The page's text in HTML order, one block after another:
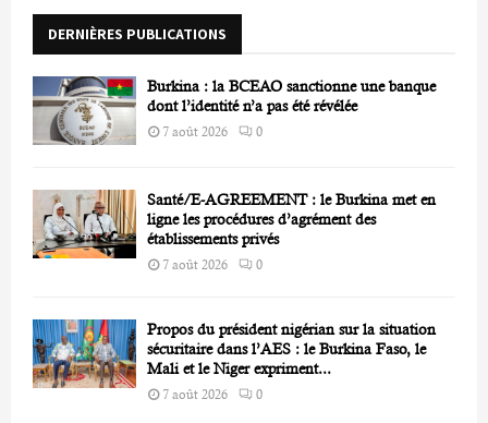
r
DERNIÈRES PUBLICATIONS
Burkina : la BCEAO sanctionne une banque
dont l’identité n’a pas été révélée
7 août 2026 0
Santé/E-AGREEMENT : le Burkina met en
ligne les procédures d’agrément des
établissements privés
7 août 2026 0
Propos du président nigérian sur la situation
sécuritaire dans l’AES : le Burkina Faso, le
Mali et le Niger expriment...
7 août 2026 0